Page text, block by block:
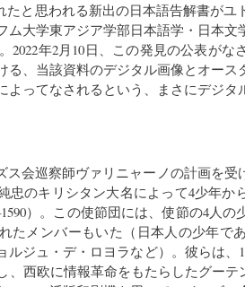
たと思われる新出の日本語告解書が
ム大学東アジア学部日本語学・日本文
2022年2月10日、この発見の公表が
る、当該資料のデジタル画像とオー
よってなされるという、まさにデジ
ス会巡察師ヴァリニャーノの計画を
忠のキリシタン大名によって4少年か
）。この使節団には、使節の4人
たメンバーもいた（日本人の少年で
ルジュ・デ・ロヨラなど）。彼らは
、西欧に情報革命をもたらしたグーテ